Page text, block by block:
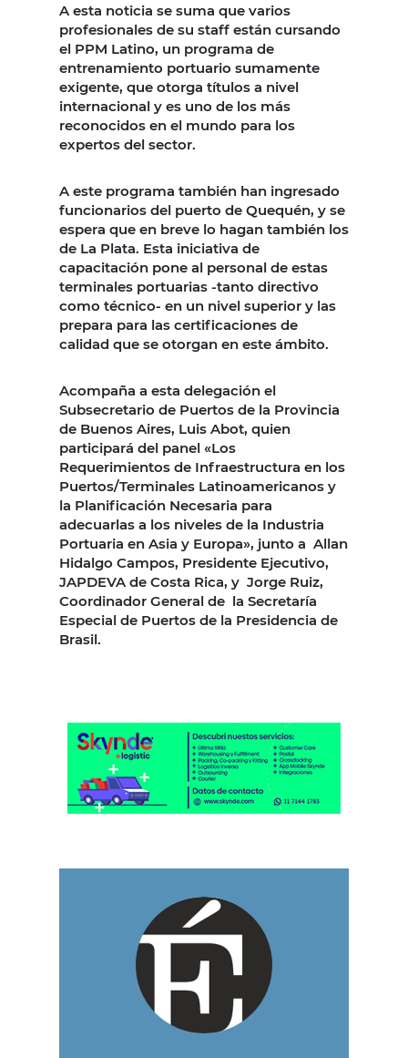
A esta noticia se suma que varios
profesionales de su staff están cursando
el PPM Latino, un programa de
entrenamiento portuario sumamente
exigente, que otorga títulos a nivel
internacional y es uno de los más
reconocidos en el mundo para los
expertos del sector.
A este programa también han ingresado
funcionarios del puerto de Quequén, y se
espera que en breve lo hagan también los
de La Plata. Esta iniciativa de
capacitación pone al personal de estas
terminales portuarias -tanto directivo
como técnico- en un nivel superior y las
prepara para las certificaciones de
calidad que se otorgan en este ámbito.
Acompaña a esta delegación el
Subsecretario de Puertos de la Provincia
de Buenos Aires, Luis Abot, quien
participará del panel «Los
Requerimientos de Infraestructura en los
Puertos/Terminales Latinoamericanos y
la Planificación Necesaria para
adecuarlas a los niveles de la Industria
Portuaria en Asia y Europa», junto a Allan
Hidalgo Campos, Presidente Ejecutivo,
JAPDEVA de Costa Rica, y Jorge Ruiz,
Coordinador General de la Secretaría
Especial de Puertos de la Presidencia de
Brasil.